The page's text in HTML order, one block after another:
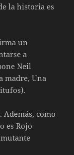
la historia es
un
a
Neil
madre, Una
como
es Rojo